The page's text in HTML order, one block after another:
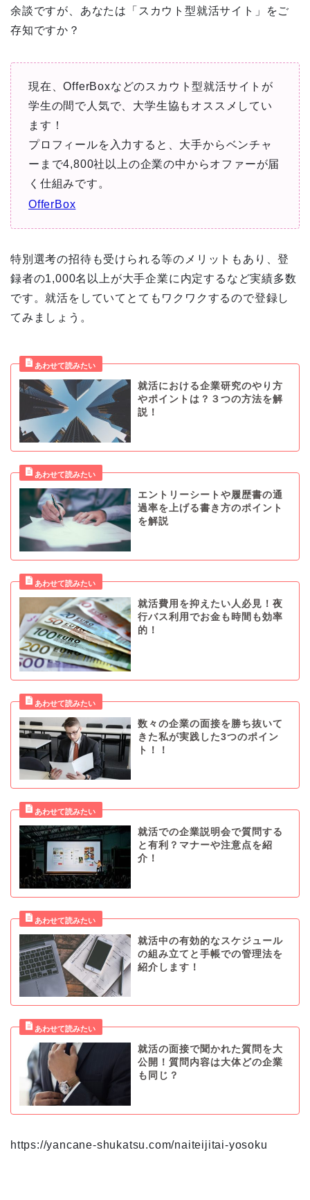
余談ですが、あなたは「スカウト型就活サイト」をご
存知ですか？
現在、OfferBoxなどのスカウト型就活サイトが
学生の間で人気で、大学生協もオススメしてい
ます！
プロフィールを入力すると、大手からベンチャ
ーまで4,800社以上の企業の中からオファーが届
く仕組みです。
OfferBox
特別選考の招待も受けられる等のメリットもあり、登
録者の1,000名以上が大手企業に内定するなど実績多数
です。就活をしていてとてもワクワクするので登録し
てみましょう。
就活における企業研究のやり方
やポイントは？３つの方法を解
説！
エントリーシートや履歴書の通
過率を上げる書き方のポイント
を解説
就活費用を抑えたい人必見！夜
行バス利用でお金も時間も効率
的！
数々の企業の面接を勝ち抜いて
きた私が実践した3つのポイン
ト！！
就活での企業説明会で質問する
と有利？マナーや注意点を紹
介！
就活中の有効的なスケジュール
の組み立てと手帳での管理法を
紹介します！
就活の面接で聞かれた質問を大
公開！質問内容は大体どの企業
も同じ？
https://yancane-shukatsu.com/naiteijitai-yosoku